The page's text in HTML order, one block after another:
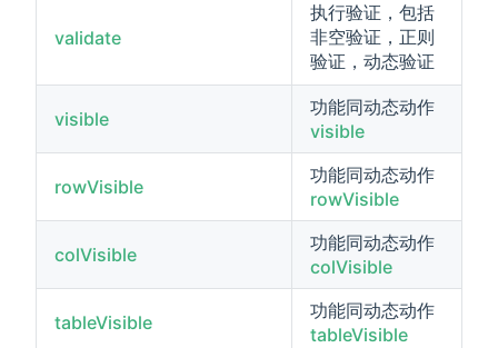
validate
执行验证，包括
非空验证，正则
验证，动态验证
visible
功能同动态动作
visible
rowVisible
功能同动态动作
rowVisible
colVisible
功能同动态动作
colVisible
tableVisible
功能同动态动作
tableVisible